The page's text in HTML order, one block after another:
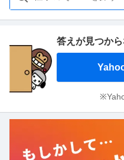
答えが見つから